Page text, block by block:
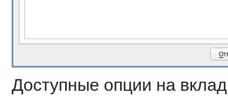
Доступные опции на